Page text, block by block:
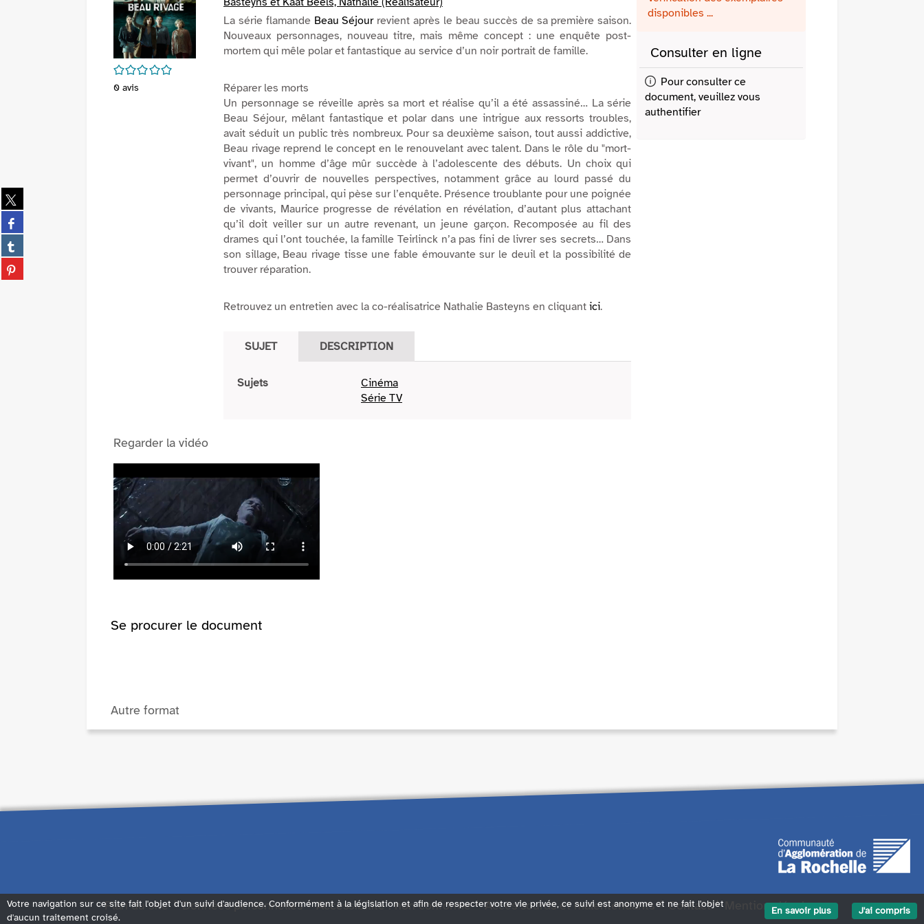
Partager
sur
twitter
(Nouvelle
fenêtre)
Partager
sur
facebook
(Nouvelle
fenêtre)
Partager
sur
tumblr
Partager
sur
/5
0 avis
La série flamande Beau Séjour revient après le beau succès de sa première saison.
Nouveaux personnages, nouveau titre, mais même concept : une enquête post-
mortem qui mêle polar et fantastique au service d’un noir portrait de famille.
Réparer les morts
Un personnage se réveille après sa mort et réalise qu’il a été assassiné… La série
Beau Séjour, mêlant fantastique et polar dans une intrigue aux ressorts troubles,
avait séduit un public très nombreux. Pour sa deuxième saison, tout aussi addictive,
Beau rivage reprend le concept en le renouvelant avec talent. Dans le rôle du "mort-
vivant", un homme d’âge mûr succède à l’adolescente des débuts. Un choix qui
permet d’ouvrir de nouvelles perspectives, notamment grâce au lourd passé du
personnage principal, qui pèse sur l’enquête. Présence troublante pour une poignée
de vivants, Maurice progresse de révélation en révélation, d’autant plus attachant
qu’il doit veiller sur un autre revenant, un jeune garçon. Recomposée au fil des
drames qui l’ont touchée, la famille Teirlinck n’a pas fini de livrer ses secrets… Dans
son sillage, Beau rivage tisse une fable émouvante sur le deuil et la possibilité de
trouver réparation.
Retrouvez un entretien avec la co-réalisatrice Nathalie Basteyns en cliquant ici.
SUJET DESCRIPTION
Sujets
Cinéma
Série TV
Regarder la vidéo
disponibles ...
Consulter en ligne
Pour consulter ce
document, veuillez vous
authentifier
Se procurer le document
Autre format
Plan du site Données personnelles Accessibilité : non conforme Accès sourds et malentendants Contact Mentions légales
Votre navigation sur ce site fait l'objet d'un suivi d'audience. Conformément à la législation et afin de respecter votre vie privée, ce suivi est anonyme et ne fait l'objet
d'aucun traitement croisé.
En savoir plus J'ai compris